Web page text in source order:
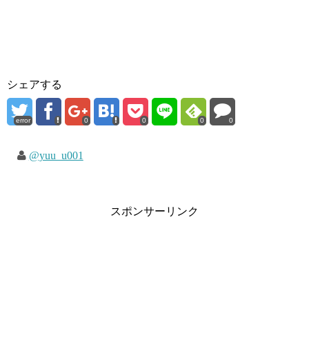
シェアする
error 0 0 0 0
@yuu_u001
スポンサーリンク